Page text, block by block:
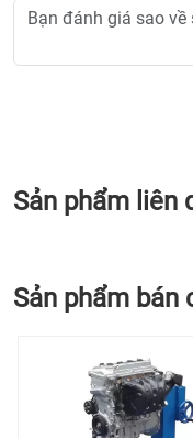
Sản phẩm liên
Sản phẩm bán